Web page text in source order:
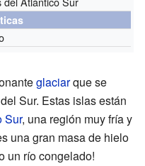
glaciarque se
Sur. Estas islas están
Sur, una región muy fría y
una gran masa de hielo
un río congelado!